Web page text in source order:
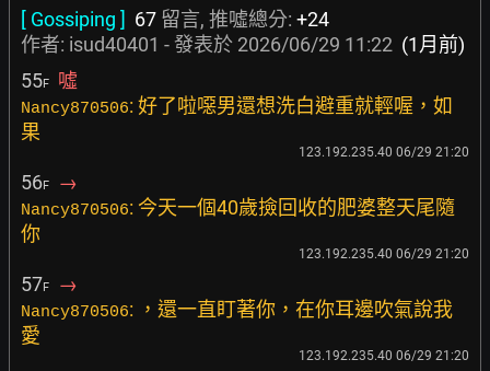
[ Gossiping ] 67 留言, 推噓總分: +24
作者: isud40401 - 發表於 2026/06/29 11:22 (1月前)
55F 噓
Nancy870506: 好了啦噁男還想洗白避重就輕喔，如
果
123.192.235.40 06/29 21:20
56F →
Nancy870506: 今天一個40歲撿回收的肥婆整天尾隨
你
123.192.235.40 06/29 21:20
57F →
Nancy870506: ，還一直盯著你，在你耳邊吹氣說我
愛
123.192.235.40 06/29 21:20